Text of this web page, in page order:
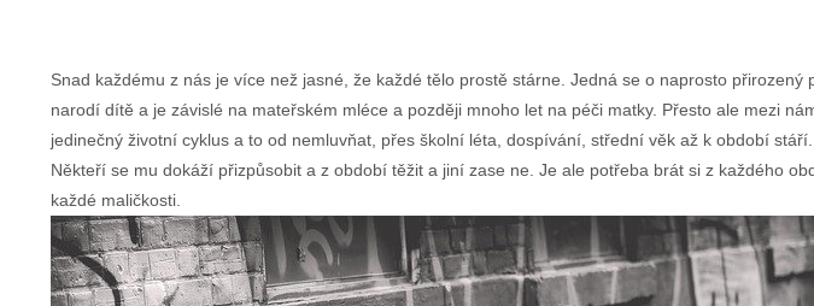
Snad každému z nás je více než jasné, že každé tělo prostě stárne. Jedná se o naprosto přirozený
narodí dítě a je závislé na mateřském mléce a později mnoho let na péči matky. Přesto ale mezi
jedinečný životní cyklus a to od nemluvňat, přes školní léta, dospívání, střední věk až k období
Někteří se mu dokáží přizpůsobit a z období těžit a jiní zase ne. Je ale potřeba brát si z každého
každé maličkosti.